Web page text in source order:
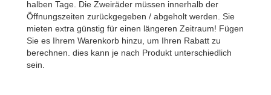
halben Tage. Die Zweiräder müssen innerhalb der
Öffnungszeiten zurückgegeben / abgeholt werden. Sie
mieten extra günstig für einen längeren Zeitraum! Fügen
Sie es Ihrem Warenkorb hinzu, um Ihren Rabatt zu
berechnen. dies kann je nach Produkt unterschiedlich
sein.